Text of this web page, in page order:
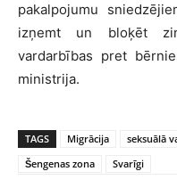
pakalpojumu
izņemt un bloķēt
vardarbības pret
ministrija.
TAGS Migrācija
seksuālā
Šengenas zona
Svarīgi